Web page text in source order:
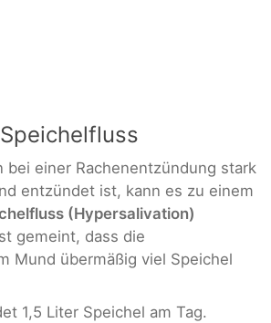
bei einer Rachenentzündung stark
entzündet ist, kann es zu einem
(Hypersalivation)
gemeint, dass die
Mund übermäßig viel Speichel
1,5 Liter Speichel am Tag.